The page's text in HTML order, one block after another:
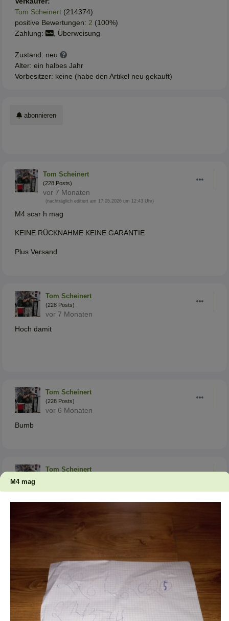
M4 mag
Tom Scheinert (214374)
positive Bewertungen: 2 (100%)
Zahlung:
, Überweisung
Zustand: neu
Alter: ein halbes Jahr
Vorbesitzer: keine (habe den Artikel neu gekauft)
abonnieren
Tom Scheinert
(228 Posts)
vor 7 Monaten
(nachträglich editiert am 17.05.2026 um 12:43 Uhr)
M4 scar h mag
KEINE RÜCKNAHME KEINE GARANTIE
Plus Versand
Tom Scheinert
(228 Posts)
vor 7 Monaten
Hoch damit
Tom Scheinert
(228 Posts)
vor 6 Monaten
Bumb
Tom Scheinert
Hoch
vor 5 Monaten